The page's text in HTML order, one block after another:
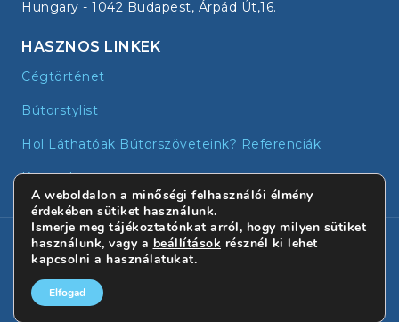
Hungary - 1042 Budapest, Árpád Út,16.
HASZNOS LINKEK
Cégtörténet
Bútorstylist
Hol Láthatóak Bútorszöveteink? Referenciák
Kapcsolat
© 2026 - Primtex | Minden jog fenntartva!
A weboldalon a minőségi felhasználói élmény
érdekében sütiket használunk.
Ismerje meg tájékoztatónkat arról, hogy milyen sütiket
használunk, vagy a beállítások résznél ki lehet
kapcsolni a használatukat.
Elfogad